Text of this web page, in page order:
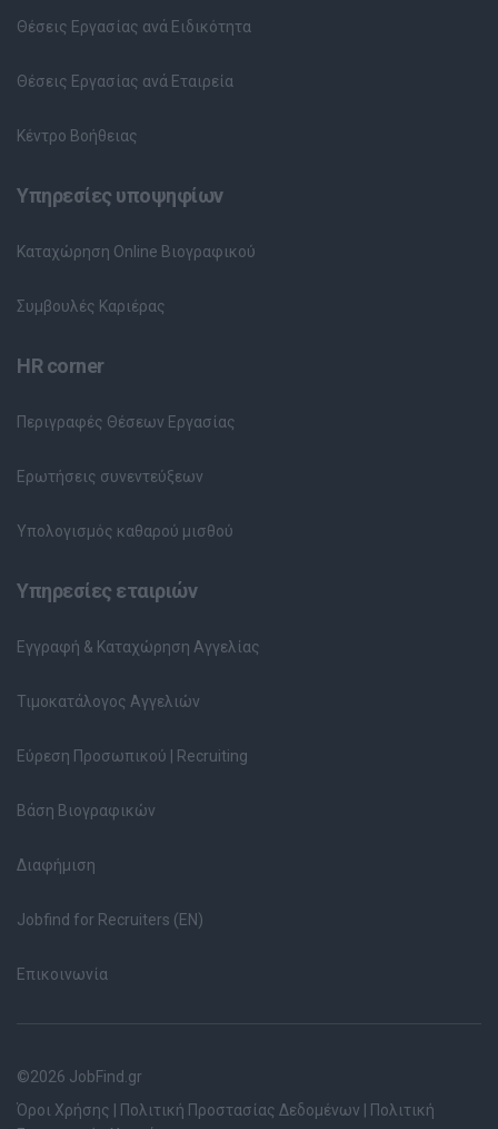
Θέσεις Εργασίας ανά Ειδικότητα
Θέσεις Εργασίας ανά Εταιρεία
Κέντρο Βοήθειας
Υπηρεσίες υποψηφίων
Καταχώρηση Online Βιογραφικού
Συμβουλές Καριέρας
HR corner
Περιγραφές Θέσεων Εργασίας
Ερωτήσεις συνεντεύξεων
Υπολογισμός καθαρού μισθού
Υπηρεσίες εταιριών
Εγγραφή & Καταχώρηση Αγγελίας
Τιμοκατάλογος Αγγελιών
Εύρεση Προσωπικού | Recruiting
Βάση Βιογραφικών
Διαφήμιση
Jobfind for Recruiters (EN)
Επικοινωνία
©2026 JobFind.gr
Όροι Χρήσης
Πολιτική Προστασίας Δεδομένων
Πολιτική